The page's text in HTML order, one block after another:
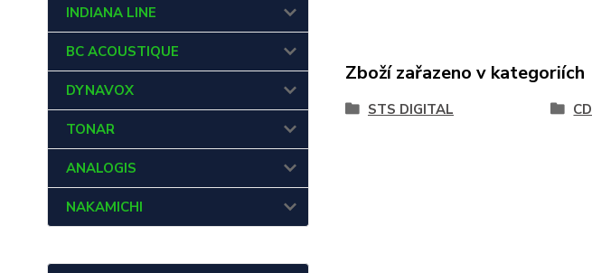
INDIANA LINE
BC ACOUSTIQUE
DYNAVOX
TONAR
ANALOGIS
NAKAMICHI
Zboží zařazeno v kategoriích
STS DIGITAL CD